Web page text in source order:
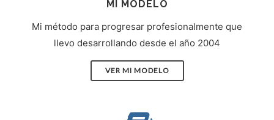
MI MODELO
Mi método para progresar profesionalmente que
llevo desarrollando desde el año 2004
VER MI MODELO